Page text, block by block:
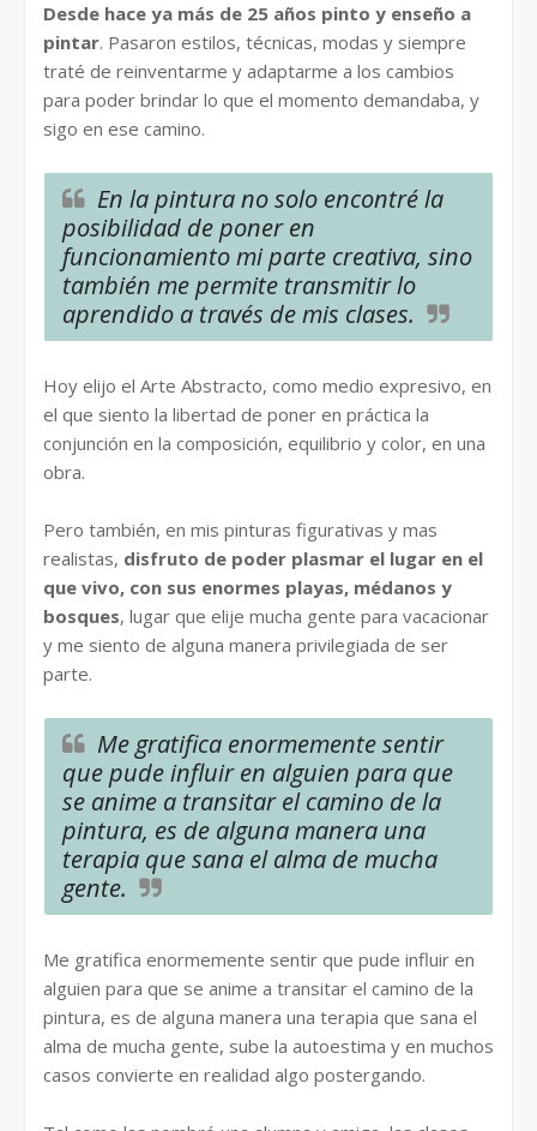
Desde hace ya más de 25 años pinto y enseño a
pintar. Pasaron estilos, técnicas, modas y siempre
traté de reinventarme y adaptarme a los cambios
para poder brindar lo que el momento demandaba, y
sigo en ese camino.
En la pintura no solo encontré la
posibilidad de poner en
funcionamiento mi parte creativa, sino
también me permite transmitir lo
aprendido a través de mis clases.
Hoy elijo el Arte Abstracto, como medio expresivo, en
el que siento la libertad de poner en práctica la
conjunción en la composición, equilibrio y color, en una
obra.
Pero también, en mis pinturas figurativas y mas
realistas, disfruto de poder plasmar el lugar en el
que vivo, con sus enormes playas, médanos y
bosques, lugar que elije mucha gente para vacacionar
y me siento de alguna manera privilegiada de ser
parte.
Me gratifica enormemente sentir
que pude influir en alguien para que
se anime a transitar el camino de la
pintura, es de alguna manera una
terapia que sana el alma de mucha
gente.
Me gratifica enormemente sentir que pude influir en
alguien para que se anime a transitar el camino de la
pintura, es de alguna manera una terapia que sana el
alma de mucha gente, sube la autoestima y en muchos
casos convierte en realidad algo postergando.